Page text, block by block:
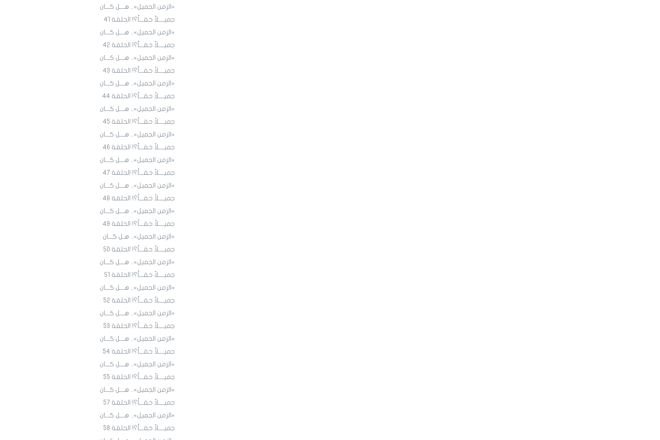
«الزمن الجميل».. هـــل كـــان
جميــــلاً حقـــاً؟! الحلقة 4١
«الزمن الجميل».. هـــل كـــان
جميــــلاً حقـــاً؟! الحلقة 4٢
«الزمن الجميل».. هـــل كـــان
جميــــلاً حقـــاً؟! الحلقة 43
«الزمن الجميل».. هـــل كـــان
جميــــلاً حقـــاً؟! الحلقة 44
«الزمن الجميل».. هـــل كـــان
جميــــلاً حقـــاً؟! الحلقة 45
«الزمن الجميل».. هـــل كـــان
جميــــلاً حقـــاً؟! الحلقة ٤٦
«الزمن الجميل».. هـــل كـــان
جميــــلاً حقـــاً؟! الحلقة ٤7
«الزمن الجميل».. هـــل كـــان
جميــــلاً حقـــاً؟! الحلقة ٤٨
«الزمن الجميل».. هـــل كـــان
جميــــلاً حقـــاً؟! الحلقة ٤9
«الزمن الجميل».. هـل كـــان
جميــــلاً حقـــاً؟! الحلقة ٥٠
«الزمن الجميل».. هـــل كـــان
جميــــلاً حقـــاً؟! الحلقة ٥١
«الزمن الجميل».. هـــل كـــان
جميــــلاً حقـــاً؟! الحلقة 52
«الزمن الجميل».. هـــل كـــان
جميــــلاً حقـــاً؟! الحلقة 53
«الزمن الجميل».. هـــل كـــان
جميــــلاً حقـــاً؟! الحلقة 54
«الزمن الجميل».. هـــل كـــان
جميــــلاً حقـــاً؟! الحلقة 55
«الزمن الجميل».. هـــل كـــان
جميــــلاً حقـــاً؟! الحلقة 57
«الزمن الجميل».. هـــل كـــان
جميــــلاً حقـــاً؟! الحلقة 58